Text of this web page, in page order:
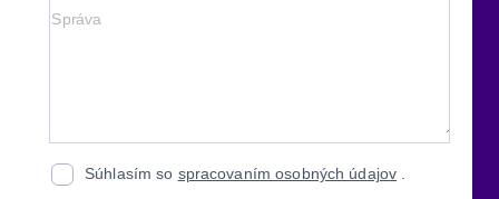
Súhlasím so spracovaním osobných údajov